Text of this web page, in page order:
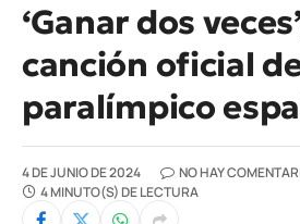
‘Ganar dos
canción oficial
paralímpico
4 DE JUNIO DE 2024
NO HAY
4 MINUTO(S) DE LECTURA